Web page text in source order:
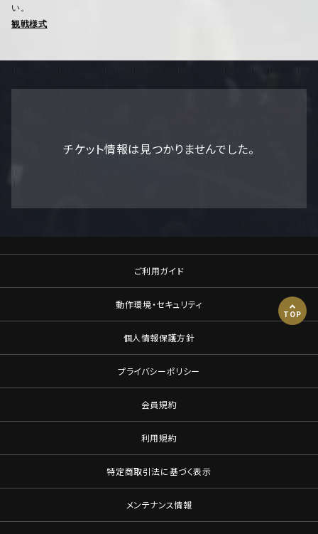
い。
観戦様式
チケット情報は見つかりませんでした。
ご利用ガイド
動作環境・セキュリティ
個人情報保護方針
プライバシーポリシー
会員規約
利用規約
特定商取引法に基づく表示
メンテナンス情報
TOP